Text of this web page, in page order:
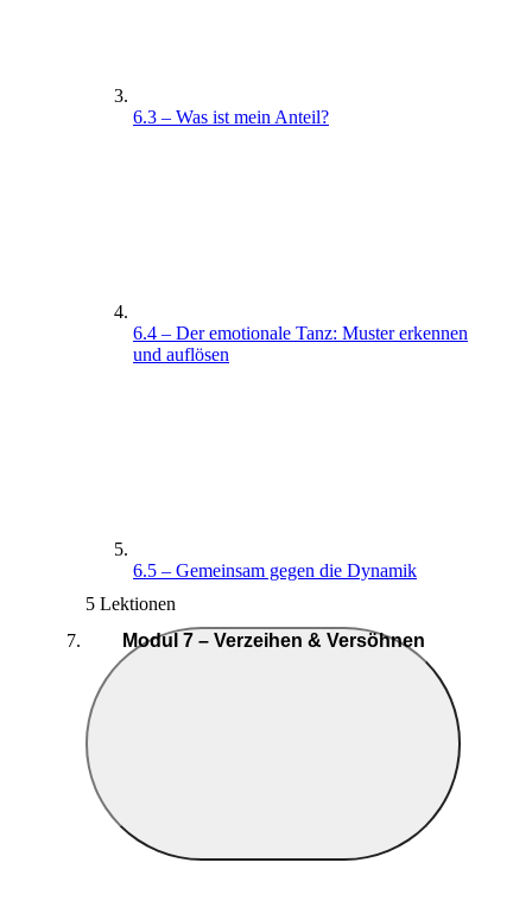
6.3 – Was ist mein Anteil?
6.4 – Der emotionale Tanz: Muster erkennen
und auflösen
6.5 – Gemeinsam gegen die Dynamik
5 Lektionen
Modul 7 – Verzeihen & Versöhnen